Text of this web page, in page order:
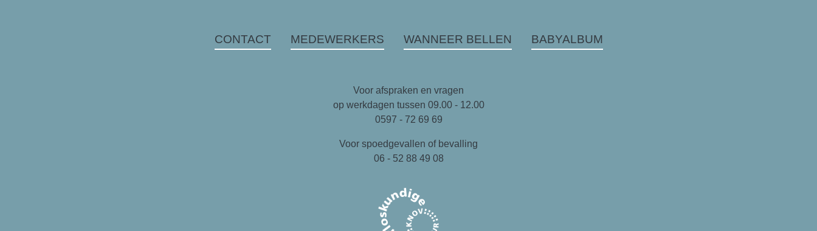
CONTACT MEDEWERKERS WANNEER BELLEN BABYALBUM
Voor afspraken en vragen
op werkdagen tussen 09.00 - 12.00
0597 - 72 69 69
Voor spoedgevallen of bevalling
06 - 52 88 49 08